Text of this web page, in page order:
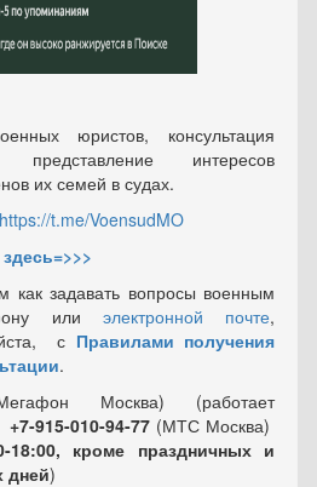
юристов, консультация
интересов
их семей в судах.
https://t.me/VoensudMO
здесь=>>>
как задавать вопросы военным
или электронной почте,
с Правилами получения
.
Москва) (работает
+7-915-010-94-77 (МТС Москва)
кроме праздничных и
дней)